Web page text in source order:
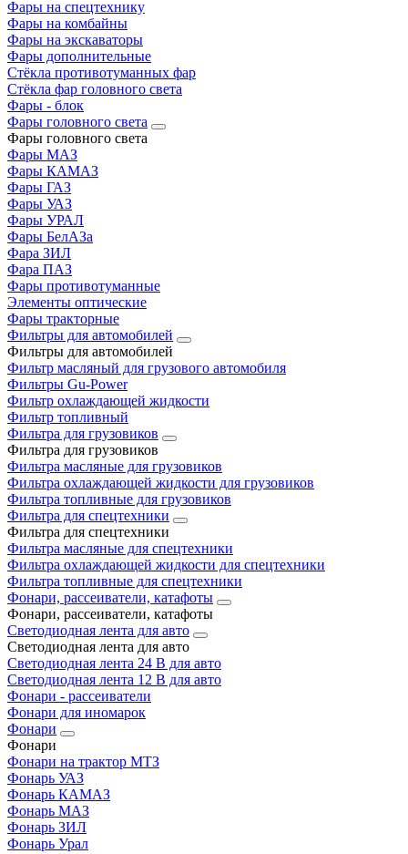
Фары на спецтехнику
Фары на комбайны
Фары на экскаваторы
Фары дополнительные
Стёкла противотуманных фар
Стёкла фар головного света
Фары - блок
Фары головного света
Фары головного света
Фары МАЗ
Фары КАМАЗ
Фары ГАЗ
Фары УАЗ
Фары УРАЛ
Фары БелАЗа
Фара ЗИЛ
Фара ПАЗ
Фары противотуманные
Элементы оптические
Фары тракторные
Фильтры для автомобилей
Фильтры для автомобилей
Фильтр масляный для грузового автомобиля
Фильтры Gu-Power
Фильтр охлаждающей жидкости
Фильтр топливный
Фильтра для грузовиков
Фильтра для грузовиков
Фильтра масляные для грузовиков
Фильтра охлаждающей жидкости для грузовиков
Фильтра топливные для грузовиков
Фильтра для спецтехники
Фильтра для спецтехники
Фильтра масляные для спецтехники
Фильтра охлаждающей жидкости для спецтехники
Фильтра топливные для спецтехники
Фонари, рассеиватели, катафоты
Фонари, рассеиватели, катафоты
Светодиодная лента для авто
Светодиодная лента для авто
Светодиодная лента 24 В для авто
Светодиодная лента 12 В для авто
Фонари - рассеиватели
Фонари для иномарок
Фонари
Фонари
Фонари на трактор МТЗ
Фонарь УАЗ
Фонарь КАМАЗ
Фонарь МАЗ
Фонарь ЗИЛ
Фонарь Урал